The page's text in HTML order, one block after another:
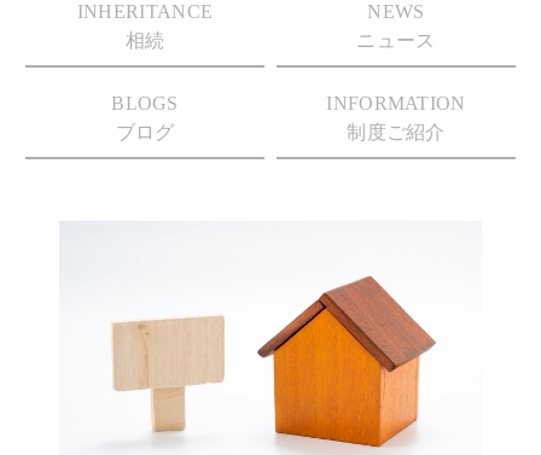
INHERITANCE
相続
NEWS
ニュース
BLOGS
ブログ
INFORMATION
制度ご紹介